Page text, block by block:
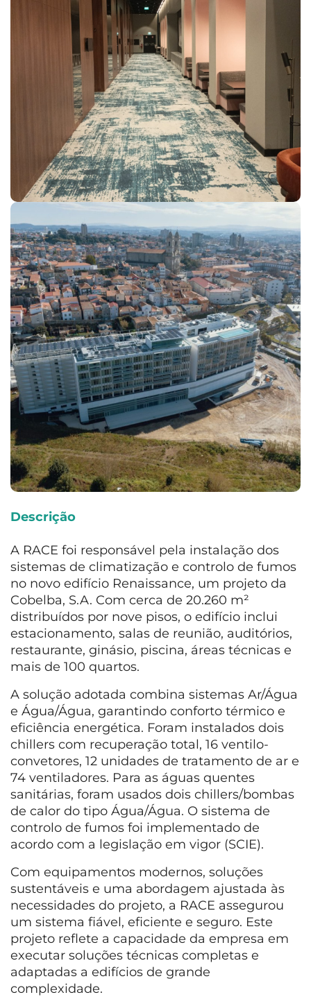
Descrição
A RACE foi responsável pela instalação dos
sistemas de climatização e controlo de fumos
no novo edifício Renaissance, um projeto da
Cobelba, S.A. Com cerca de 20.260 m²
distribuídos por nove pisos, o edifício inclui
estacionamento, salas de reunião, auditórios,
restaurante, ginásio, piscina, áreas técnicas e
mais de 100 quartos.
A solução adotada combina sistemas Ar/Água
e Água/Água, garantindo conforto térmico e
eficiência energética. Foram instalados dois
chillers com recuperação total, 16 ventilo-
convetores, 12 unidades de tratamento de ar e
74 ventiladores. Para as águas quentes
sanitárias, foram usados dois chillers/bombas
de calor do tipo Água/Água. O sistema de
controlo de fumos foi implementado de
acordo com a legislação em vigor (SCIE).
Com equipamentos modernos, soluções
sustentáveis e uma abordagem ajustada às
necessidades do projeto, a RACE assegurou
um sistema fiável, eficiente e seguro. Este
projeto reflete a capacidade da empresa em
executar soluções técnicas completas e
adaptadas a edifícios de grande
complexidade.